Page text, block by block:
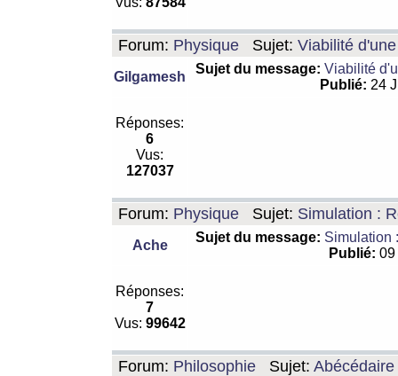
Forum: Physique Sujet: Viabilité
Gilgamesh
Sujet du message: Viabilité
Publié: 24
Réponses:
6
Vus:
127037
Forum: Physique Sujet: Simulation :
Ache
Sujet du message: Simulation
Publié:
Réponses:
7
Vus: 99642
Forum: Philosophie Sujet: Abécédaire